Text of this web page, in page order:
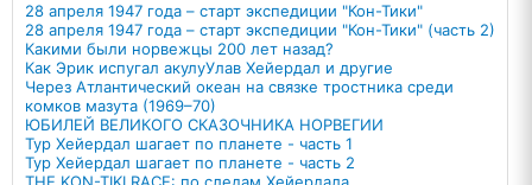
28 апреля 1947 года – старт экспедиции "Кон-Тики"
28 апреля 1947 года – старт экспедиции "Кон-Тики" (часть 2)
Какими были норвежцы 200 лет назад?
Как Эрик испугал акулуУлав Хейердал и другие
Через Атлантический океан на связке тростника среди
комков мазута (1969–70)
ЮБИЛЕЙ ВЕЛИКОГО СКАЗОЧНИКА НОРВЕГИИ
Тур Хейердал шагает по планете - часть 1
Тур Хейердал шагает по планете - часть 2